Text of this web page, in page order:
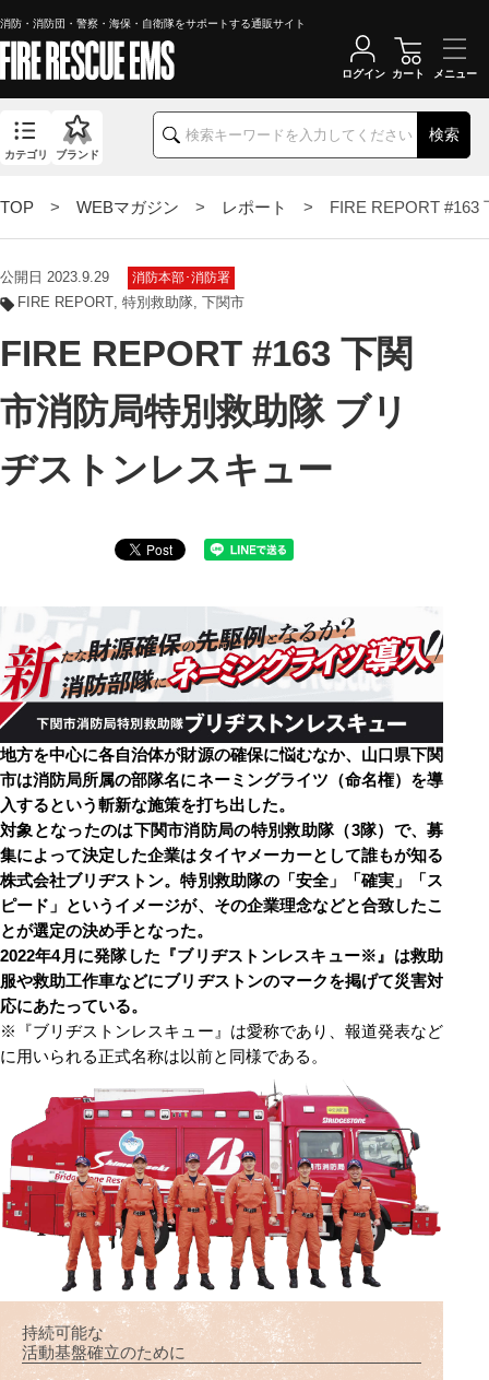
消防・消防団・警察・海保・自衛隊をサポートする通販サイト
検索
カテゴリ ブランド
ログイン カート
TOP > WEBマガジン > レポート > FIRE REPORT #163
公開日 2023.9.29 消防本部･消防署
FIRE REPORT 特別救助隊 下関市
FIRE REPORT #163 下関
市消防局特別救助隊 ブリ
ヂストンレスキュー
地方を中心に各自治体が財源の確保に悩むなか、山口県下関
市は消防局所属の部隊名にネーミングライツ（命名権）を導
入するという斬新な施策を打ち出した。
対象となったのは下関市消防局の特別救助隊（3隊）で、募
集によって決定した企業はタイヤメーカーとして誰もが知る
株式会社ブリヂストン。特別救助隊の「安全」「確実」「ス
ピード」というイメージが、その企業理念などと合致したこ
とが選定の決め手となった。
2022年4月に発隊した『ブリヂストンレスキュー※』は救助
服や救助工作車などにブリヂストンのマークを掲げて災害対
応にあたっている。
※『ブリヂストンレスキュー』は愛称であり、報道発表など
に用いられる正式名称は以前と同様である。
持続可能な
活動基盤確立のために